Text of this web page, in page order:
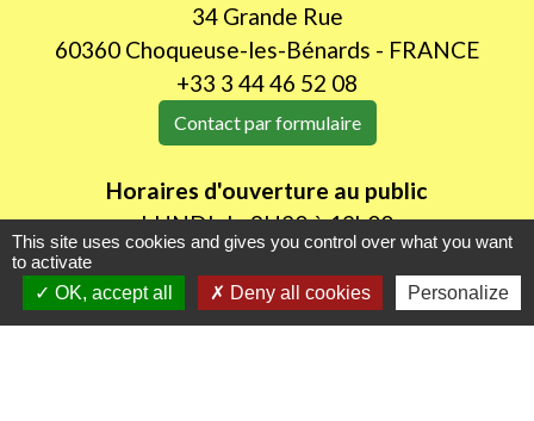
34 Grande Rue
60360 Choqueuse-les-Bénards - FRANCE
+33 3 44 46 52 08
Contact par formulaire
Horaires d'ouverture au public
LUNDI de 8H30 à 12h00
JEUDI de 14h00 à 18h30
This site uses cookies and gives you control over what you want
to activate
OK, accept all
Deny all cookies Personalize